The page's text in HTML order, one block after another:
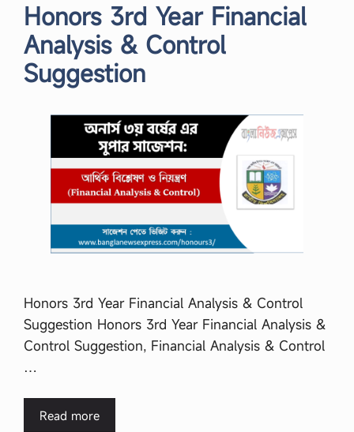
Honors 3rd Year Financial
Analysis & Control
Suggestion
Honors 3rd Year Financial Analysis & Control
Suggestion Honors 3rd Year Financial Analysis &
Control Suggestion, Financial Analysis & Control
…
Read more